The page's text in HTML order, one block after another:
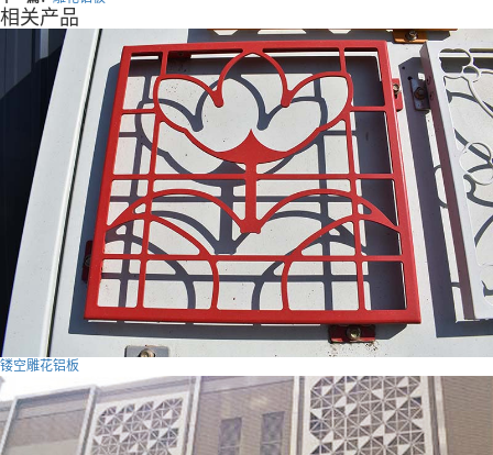
相关产品
镂空雕花铝板